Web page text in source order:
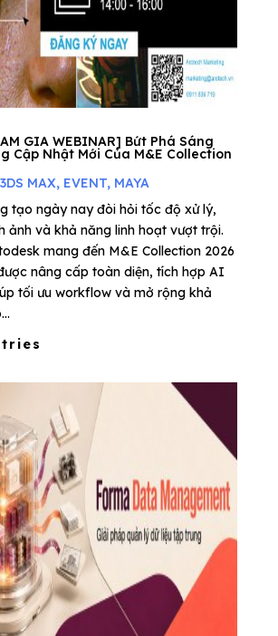
GIA WEBINAR] Bứt Phá Sáng
Cập Nhật Mới Của M&E Collection
3DS MAX, EVENT, MAYA
tạo ngày nay đòi hỏi tốc độ xử lý,
ảnh và khả năng linh hoạt vượt trội.
mang đến M&E Collection 2026
nâng cấp toàn diện, tích hợp AI
tối ưu workflow và mở rộng khả